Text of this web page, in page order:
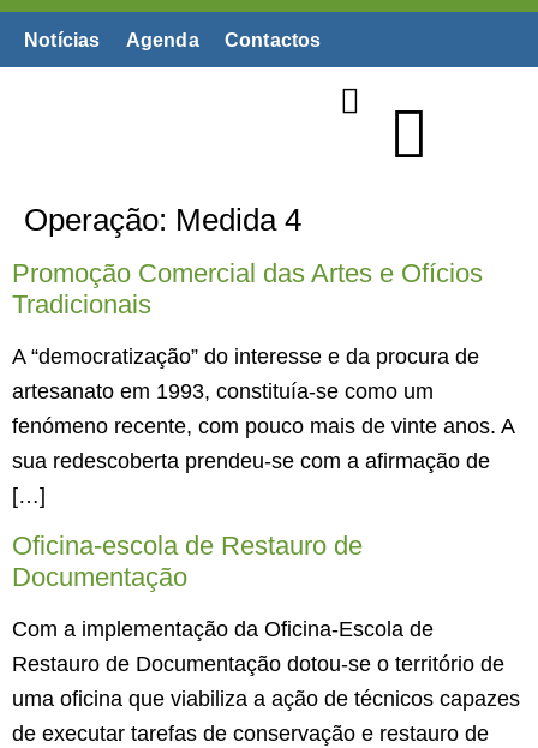
Notícias Agenda Contactos
Operação: Medida 4
Promoção Comercial das Artes e Ofícios
Tradicionais
A “democratização” do interesse e da procura de
artesanato em 1993, constituía-se como um
fenómeno recente, com pouco mais de vinte anos. A
sua redescoberta prendeu-se com a afirmação de
[…]
Oficina-escola de Restauro de
Documentação
Com a implementação da Oficina-Escola de
Restauro de Documentação dotou-se o território de
uma oficina que viabiliza a ação de técnicos capazes
de executar tarefas de conservação e restauro de